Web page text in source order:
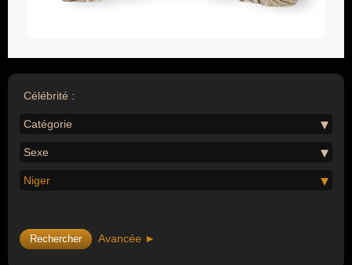
Célébrité :
Catégorie
Sexe
Niger
Avancée ►